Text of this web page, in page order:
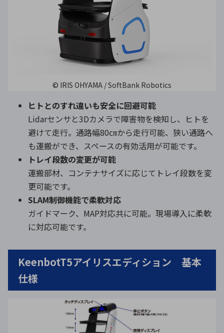
© IRIS OHYAMA / SoftBank Robotics
ヒトとのすれ違いも安全に回避可能
Lidarセンサと3Dカメラで障害物を検知し、ヒトを
避けて走行。通路幅80㎝から走行可能、狭い通路へ
も運搬ができ、スペースの有効活用が可能です。
トレイ段数の変更が可能
運搬部材、コンテナサイズに応じてトレイ段数を変
更可能です。
SLAM制御機能で柔軟対応
ガイドマーク、MAP対応共に可能。現場導入に柔軟
に対応可能です。
KeenbotT5アイリスエディション 基本
仕様